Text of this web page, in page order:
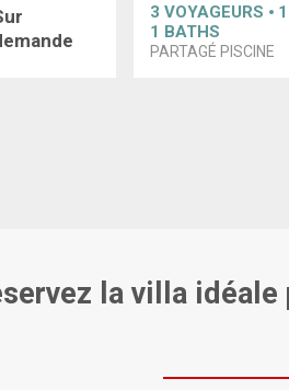
3VOYAGEURS 1
1 BATHS
PARTAGÉ PISCINE
la villa